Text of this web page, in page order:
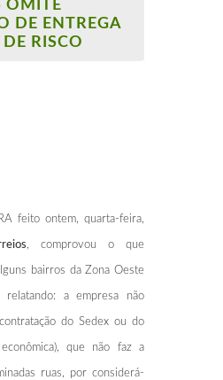
OMITE
DE ENTREGA
RISCO
feito ontem, quarta-feira,
, comprovou o que
bairros da Zona Oeste
a empresa não
do Sedex ou do
econômica), que não faz a
ruas, por considerá-